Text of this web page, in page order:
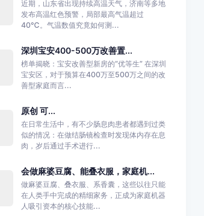
近期，山东省出现持续高温天气，济南等多地
发布高温红色预警，局部最高气温超过
40℃。气温数值究竟如何测...
深圳宝安400-500万改善置...
榜单揭晓：宝安改善型新房的“优等生” 在深圳
宝安区，对于预算在400万至500万之间的改
善型家庭而言...
原创 可...
在日常生活中，有不少肠息肉患者都遇到过类
似的情况：在做结肠镜检查时发现体内存在息
肉，岁后通过手术进行...
会做麻婆豆腐、能叠衣服，家庭机...
做麻婆豆腐、叠衣服、系香囊，这些以往只能
在人类手中完成的精细家务，正成为家庭机器
人吸引资本的核心技能...